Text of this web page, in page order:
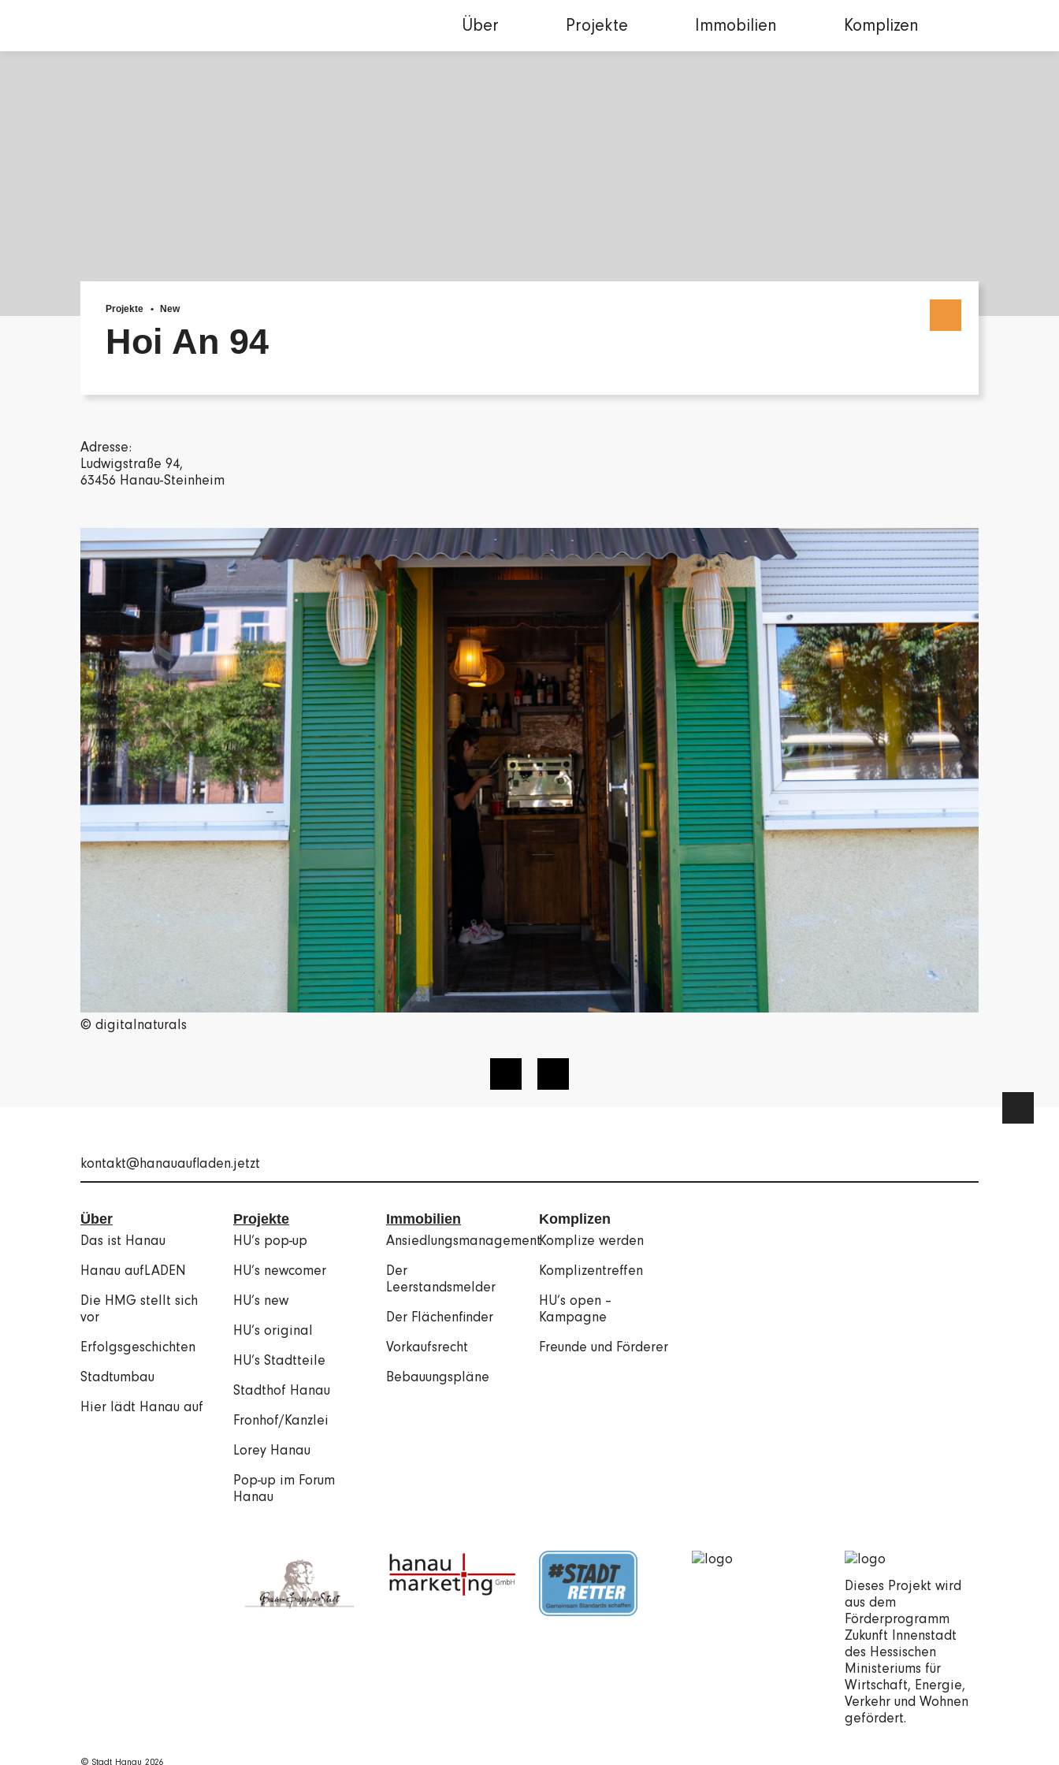
Über Projekte Immobilien Komplizen
Projekte New
Hoi An 94
Adresse:
Ludwigstraße 94,
63456 Hanau-Steinheim
© digitalnaturals
kontakt@hanauaufladen.jetzt
Über
Das ist Hanau
Hanau aufLADEN
Die HMG stellt sich
vor
Erfolgsgeschichten
Stadtumbau
Hier lädt Hanau auf
Projekte
HU’s pop-up
HU’s newcomer
HU’s new
HU’s original
HU’s Stadtteile
Stadthof Hanau
Fronhof/Kanzlei
Lorey Hanau
Pop-up im Forum
Hanau
Immobilien
Ansiedlungsmanagement
Der
Leerstandsmelder
Der Flächenfinder
Vorkaufsrecht
Bebauungspläne
Komplizen
Komplize werden
Komplizentreffen
HU’s open –
Kampagne
Freunde und Förderer
Dieses Projekt wird
aus dem
Förderprogramm
Zukunft Innenstadt
des Hessischen
Ministeriums für
Wirtschaft, Energie,
Verkehr und Wohnen
gefördert.
© Stadt Hanau 2026